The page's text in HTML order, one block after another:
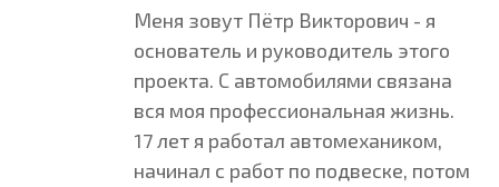
Меня зовут Пётр Викторович - я
основатель и руководитель этого
проекта. С автомобилями связана
вся моя профессиональная жизнь.
17 лет я работал автомехаником,
начинал с работ по подвеске, потом